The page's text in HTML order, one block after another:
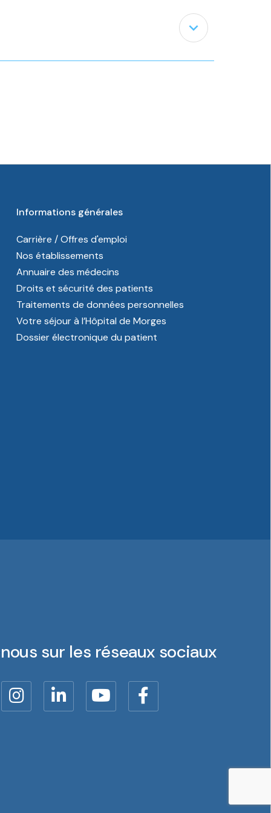
expand_less
Informations générales
Carrière / Offres d'emploi
Nos établissements
Annuaire des médecins
Droits et sécurité des patients
Traitements de données personnelles
Votre séjour à l’Hôpital de Morges
Dossier électronique du patient
sur les réseaux sociaux